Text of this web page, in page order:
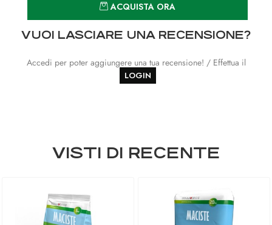
ACQUISTA ORA
VUOI LASCIARE UNA RECENSIONE?
Accedi per poter aggiungere una tua recensione! / Effettua il
LOGIN
VISTI DI RECENTE